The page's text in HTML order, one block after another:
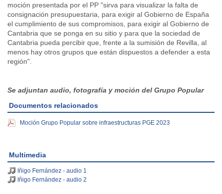
moción presentada por el PP "sirva para visualizar la falta de
consignación presupuestaria, para exigir al Gobierno de España
el cumplimiento de sus compromisos, para exigir al Gobierno de
Cantabria que se ponga en su sitio y para que la sociedad de
Cantabria pueda percibir que, frente a la sumisión de Revilla, al
menos hay otros grupos que están dispuestos a defender a esta
región".
Se adjuntan audio, fotografía y moción del Grupo Popular
Documentos relacionados
Moción Grupo Popular sobre infraestructuras PGE 2023
Multimedia
Iñigo Fernández - audio 1
Iñigo Fernández - audio 2